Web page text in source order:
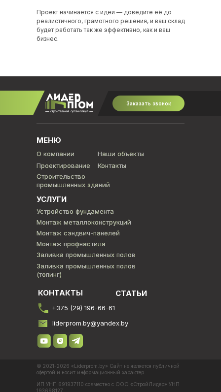
Проект начинается с идеи — доведите её до
реалистичного, грамотного решения, и ваш склад
будет работать так же эффективно, как и ваш
бизнес.
Заказать звонок
liderprom.by@yandex.by
+375 (29) 196-66-61
Заливка промышленных полов
(топинг)
Заливка промышленных полов
(топинг)
Заливка промышленных полов
Заливка промышленных полов
Монтаж профнастила
Монтаж профнастила
Монтаж сэндвич-панелей
Монтаж сэндвич-панелей
Монтаж металлоконструкций
Монтаж металлоконструкций
Устройство фундамента
Устройство фундамента
Строительство
промышленных зданий
Строительство
промышленных зданий
Наши объекты
Наши объекты
Контакты
Контакты
Проектирование
Проектирование
О компании
О компании
КОНТАКТЫ
УСЛУГИ
СТАТЬИ
МЕНЮ
ИП УНП 691937110 совместно с ООО «СтройЛидер» УНП
193698127
© 2021-2026 «Liderprom.by» Сайт не является публичной
офертой и носит информационный характер